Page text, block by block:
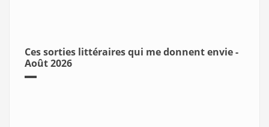
Ces sorties littéraires qui me donnent envie -
Août 2026